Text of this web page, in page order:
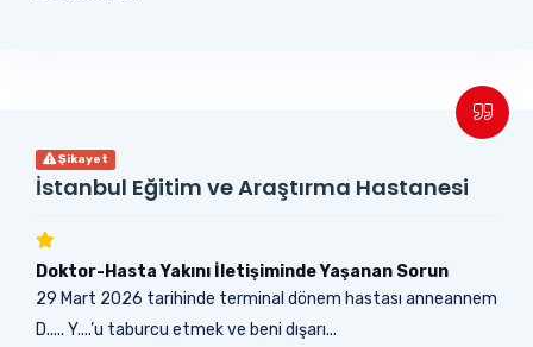
Şikayet
İstanbul Eğitim ve Araştırma Hastanesi
Doktor-Hasta Yakını İletişiminde Yaşanan Sorun
29 Mart 2026 tarihinde terminal dönem hastası anneannem
D..... Y....’u taburcu etmek ve beni dışarı...